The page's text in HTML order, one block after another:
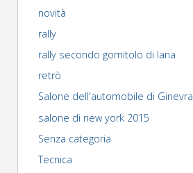
novità
rally
rally secondo gomitolo di lana
retrò
Salone dell'automobile di Ginevra
salone di new york 2015
Senza categoria
Tecnica